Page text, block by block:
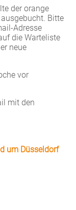
der orange
Bitte
Adresse
die Warteliste
neue
vor
mit den
um Düsseldorf